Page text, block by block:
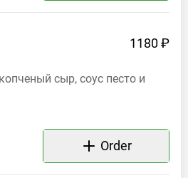
1180 ₽
сыр, соус песто и
Order